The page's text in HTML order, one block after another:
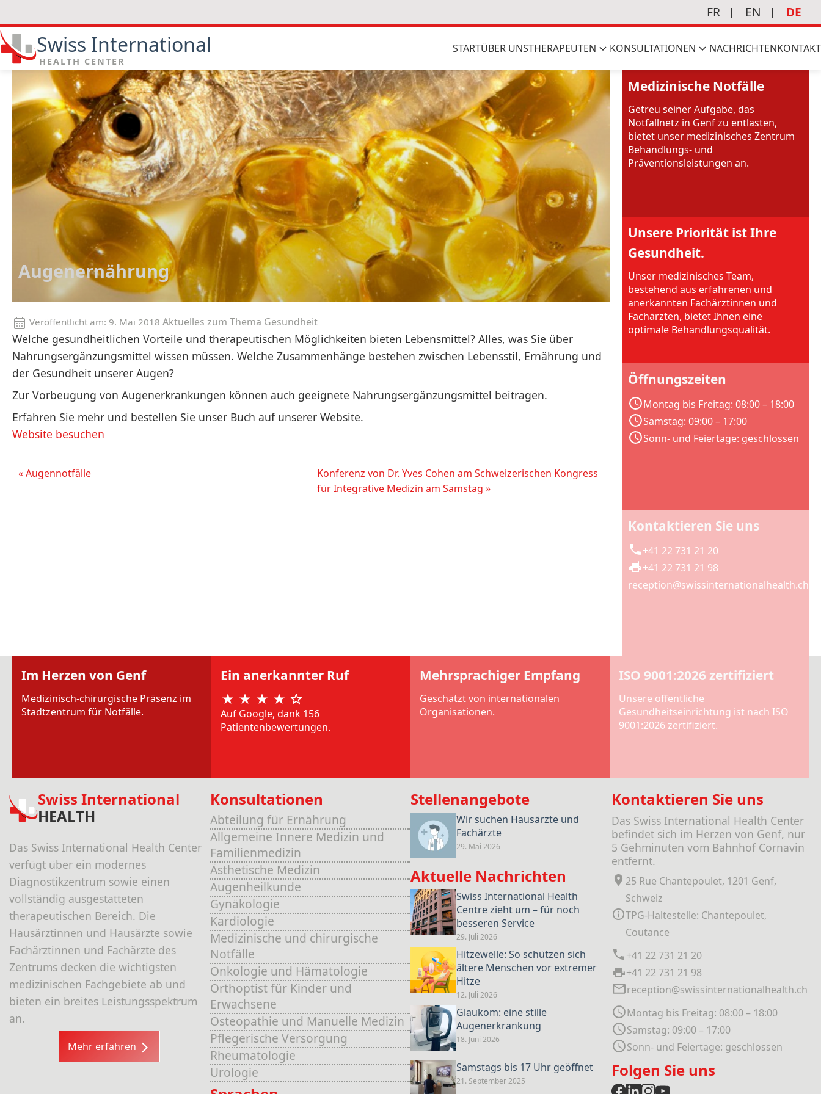
FR EN DE
Swiss International
HEALTH CENTER
STARTÜBER UNSTHERAPEUTEN KONSULTATIONEN NACHRICHTENKONTAKT
Augenernährung
Veröffentlicht am: 9. Mai 2018 Aktuelles zum Thema Gesundheit
Welche gesundheitlichen Vorteile und therapeutischen Möglichkeiten bieten Lebensmittel? Alles, was Sie über
Nahrungsergänzungsmittel wissen müssen. Welche Zusammenhänge bestehen zwischen Lebensstil, Ernährung und
der Gesundheit unserer Augen?
Zur Vorbeugung von Augenerkrankungen können auch geeignete Nahrungsergänzungsmittel beitragen.
Erfahren Sie mehr und bestellen Sie unser Buch auf unserer Website.
Website besuchen
« Augennotfälle
Konferenz von Dr. Yves Cohen am Schweizerischen Kongress
für Integrative Medizin am Samstag »
Medizinische Notfälle
Getreu seiner Aufgabe, das
Notfallnetz in Genf zu entlasten,
bietet unser medizinisches Zentrum
Behandlungs- und
Präventionsleistungen an.
Unsere Priorität ist Ihre
Gesundheit.
Unser medizinisches Team,
bestehend aus erfahrenen und
anerkannten Fachärztinnen und
Fachärzten, bietet Ihnen eine
optimale Behandlungsqualität.
Öffnungszeiten
Montag bis Freitag: 08:00 – 18:00
Samstag: 09:00 – 17:00
Sonn- und Feiertage: geschlossen
Kontaktieren Sie uns
+41 22 731 21 20
+41 22 731 21 98
reception@swissinternationalhealth.ch
Im Herzen von Genf
Medizinisch-chirurgische Präsenz im
Stadtzentrum für Notfälle.
Ein anerkannter Ruf
Auf Google, dank 156
Patientenbewertungen.
Mehrsprachiger Empfang
Geschätzt von internationalen
Organisationen.
ISO 9001:2026 zertifiziert
Unsere öffentliche
Gesundheitseinrichtung ist nach ISO
9001:2026 zertifiziert.
Swiss International
HEALTH
Das Swiss International Health Center
verfügt über ein modernes
Diagnostikzentrum sowie einen
vollständig ausgestatteten
therapeutischen Bereich. Die
Hausärztinnen und Hausärzte sowie
Fachärztinnen und Fachärzte des
Zentrums decken die wichtigsten
medizinischen Fachgebiete ab und
bieten ein breites Leistungsspektrum
an.
Mehr erfahren
Konsultationen
Abteilung für Ernährung
Allgemeine Innere Medizin und
Familienmedizin
Ästhetische Medizin
Augenheilkunde
Gynäkologie
Kardiologie
Medizinische und chirurgische
Notfälle
Onkologie und Hämatologie
Orthoptist für Kinder und
Erwachsene
Osteopathie und Manuelle Medizin
Pflegerische Versorgung
Rheumatologie
Urologie
Stellenangebote
Wir suchen Hausärzte und
Fachärzte
29. Mai 2026
Aktuelle Nachrichten
Swiss International Health
Centre zieht um – für noch
besseren Service
29. Juli 2026
Hitzewelle: So schützen sich
ältere Menschen vor extremer
Hitze
12. Juli 2026
Glaukom: eine stille
Augenerkrankung
18. Juni 2026
Samstags bis 17 Uhr geöffnet
21. September 2025
Kontaktieren Sie uns
Das Swiss International Health Center
befindet sich im Herzen von Genf, nur
5 Gehminuten vom Bahnhof Cornavin
entfernt.
25 Rue Chantepoulet, 1201 Genf,
Schweiz
TPG-Haltestelle: Chantepoulet,
Coutance
+41 22 731 21 20
+41 22 731 21 98
reception@swissinternationalhealth.ch
Montag bis Freitag: 08:00 – 18:00
Samstag: 09:00 – 17:00
Sonn- und Feiertage: geschlossen
Folgen Sie uns